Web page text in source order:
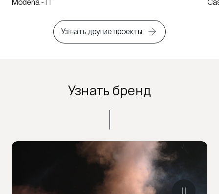
Modena - IT
Узнать другие проекты
Узнать бренд